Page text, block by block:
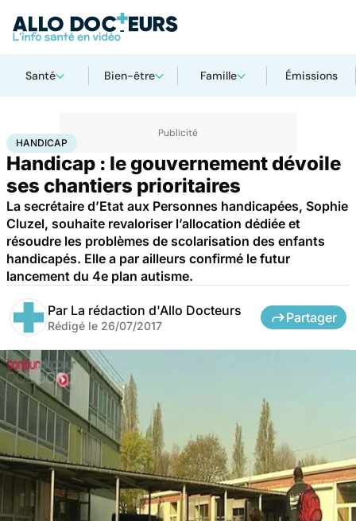
Santé Bien-être Famille Émissions
AccueilSanté Maladies
HANDICAP
Handicap : le gouvernement dévoile
ses chantiers prioritaires
La secrétaire d’Etat aux Personnes handicapées, Sophie
Cluzel, souhaite revaloriser l’allocation dédiée et
résoudre les problèmes de scolarisation des enfants
handicapés. Elle a par ailleurs confirmé le futur
lancement du 4e plan autisme.
Par La rédaction d'Allo Docteurs
Rédigé le 26/07/2017
Partager